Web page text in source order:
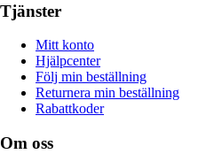
Tjänster
Mitt konto
Hjälpcenter
Följ min beställning
Returnera min beställning
Rabattkoder
Om oss